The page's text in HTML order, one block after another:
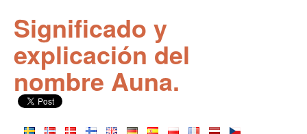
Significado y
explicación del
nombre Auna.